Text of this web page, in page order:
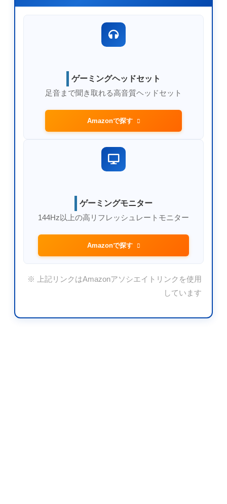
ゲーミングヘッドセット
足音まで聞き取れる高音質ヘッドセット
Amazonで探す
ゲーミングモニター
144Hz以上の高リフレッシュレートモニター
Amazonで探す
※ 上記リンクはAmazonアソシエイトリンクを使用
しています